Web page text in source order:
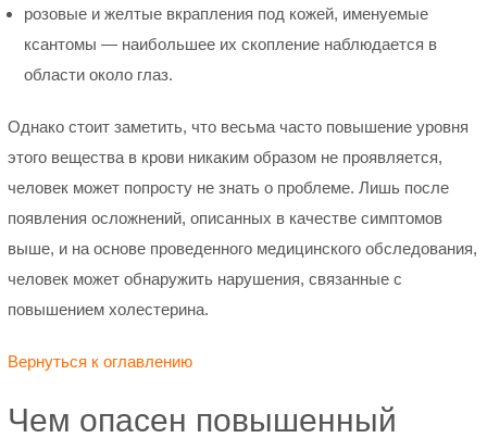
розовые и желтые вкрапления под кожей, именуемые
ксантомы — наибольшее их скопление наблюдается в
области около глаз.
Однако стоит заметить, что весьма часто повышение уровня
этого вещества в крови никаким образом не проявляется,
человек может попросту не знать о проблеме. Лишь после
появления осложнений, описанных в качестве симптомов
выше, и на основе проведенного медицинского обследования,
человек может обнаружить нарушения, связанные с
повышением холестерина.
Вернуться к оглавлению
Чем опасен повышенный